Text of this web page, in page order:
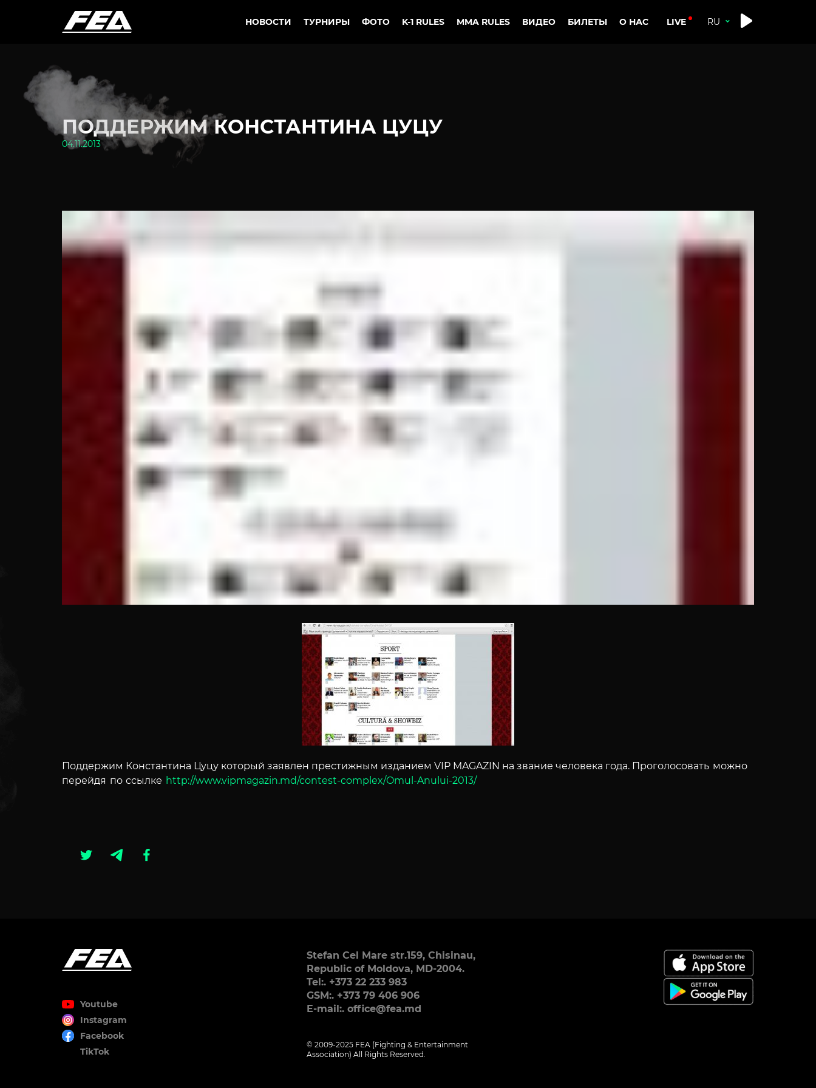
НОВОСТИ ТУРНИРЫ ФОТО K-1 RULES MMA RULES ВИДЕО БИЛЕТЫ О НАС LIVE
ПОДДЕРЖИМ КОНСТАНТИНА ЦУЦУ
04.11.2013
Поддержим Константина Цуцу который заявлен престижным изданием VIP MAGAZIN на звание человека года. Проголосовать можно
перейдя по ссылке http://www.vipmagazin.md/contest-complex/Omul-Anului-2013/
Youtube
Instagram
Facebook
TikTok
Stefan Cel Mare str.159, Chisinau,
Republic of Moldova, MD-2004.
Tel:. +373 22 233 983
GSM:. +373 79 406 906
E-mail:. office@fea.md
© 2009-2025 FEA (Fighting & Entertainment
Association) All Rights Reserved.